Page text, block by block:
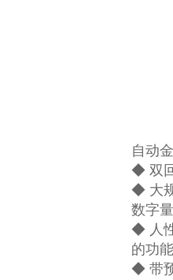
自动
◆ 双
◆ 大
数字
◆ 人
的功
◆ 带